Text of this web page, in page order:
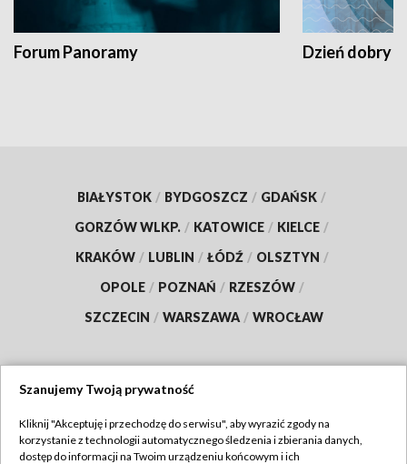
Forum Panoramy Dzień dobry
BIAŁYSTOK / BYDGOSZCZ / GDAŃSK /
GORZÓW WLKP. / KATOWICE / KIELCE /
KRAKÓW / LUBLIN / ŁÓDŹ / OLSZTYN /
OPOLE / POZNAŃ / RZESZÓW /
SZCZECIN / WARSZAWA / WROCŁAW
TVP
Szanujemy Twoją prywatność
Kliknij "Akceptuję i przechodzę do serwisu", aby wyrazić zgody na
korzystanie z technologii automatycznego śledzenia i zbierania danych,
dostęp do informacji na Twoim urządzeniu końcowym i ich